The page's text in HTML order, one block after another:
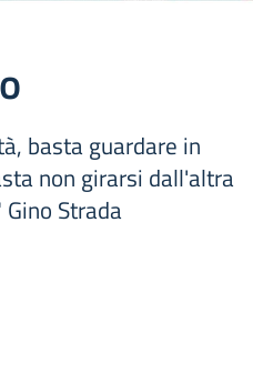
basta guardare in
non girarsi dall'altra
Strada